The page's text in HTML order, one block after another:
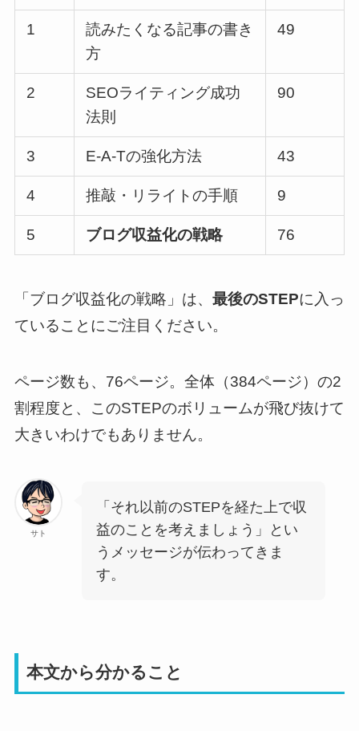
1
読みたくなる記事の書き
方
49
2
SEOライティング成功
法則
90
3 E-A-Tの強化方法 43
4 推敲・リライトの手順 9
5 ブログ収益化の戦略 76
「ブログ収益化の戦略」は、 最後のSTEPに入っ
ていることにご注目ください。
ページ数も、76ページ。全体（384ページ）の2
割程度と、このSTEPのボリュームが飛び抜けて
大きいわけでもありません。
サト
「それ以前のSTEPを経た上で収
益のことを考えましょう」とい
うメッセージが伝わってきま
す。
本文から分かること